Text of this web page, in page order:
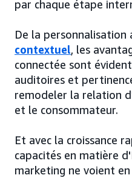
par chaque étape
De la personnalisation
contextuel, les
connectée sont
auditoires et
remodeler la relation
et le consommateur.
Et avec la croissance
capacités en matière
marketing ne voient